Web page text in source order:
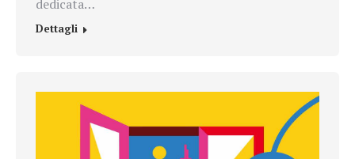
dedicata…
Dettagli